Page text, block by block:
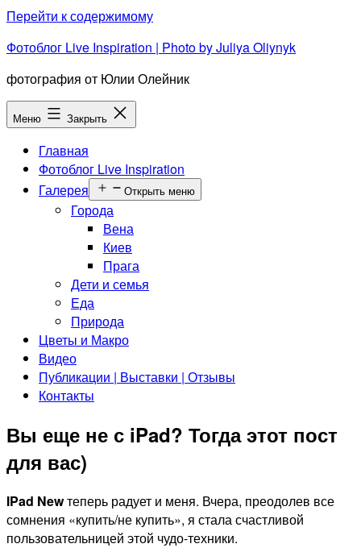
Перейти к содержимому
Фотоблог Live Inspiration | Photo by Juliya Oliynyk
фотография от Юлии Олейник
Меню Закрыть
Главная
Фотоблог Live Inspiration
Галерея
Открыть меню
Города
Вена
Киев
Прага
Дети и семья
Еда
Природа
Цветы и Макро
Видео
Публикации | Выставки | Отзывы
Контакты
Вы еще не с iPad? Тогда этот пост
для вас)
IPad Newтеперь радует и меня. Вчера, преодолев все
сомнения «купить/не купить», я стала счастливой
пользовательницей этой чудо-техники.